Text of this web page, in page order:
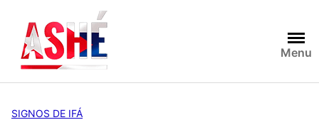
contenido
Menu
SIGNOS DE IFÁ